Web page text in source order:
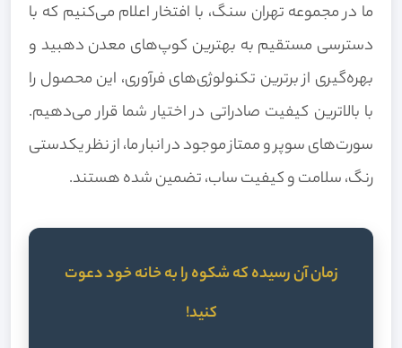
ما در مجموعه تهران سنگ، با افتخار اعلام می‌کنیم که با
دسترسی مستقیم به بهترین کوپ‌های معدن دهبید و
بهره‌گیری از برترین تکنولوژی‌های فرآوری، این محصول را
با بالاترین کیفیت صادراتی در اختیار شما قرار می‌دهیم.
سورت‌های سوپر و ممتاز موجود در انبار ما، از نظر یکدستی
رنگ، سلامت و کیفیت ساب، تضمین شده هستند.
زمان آن رسیده که شکوه را به خانه خود دعوت
کنید!